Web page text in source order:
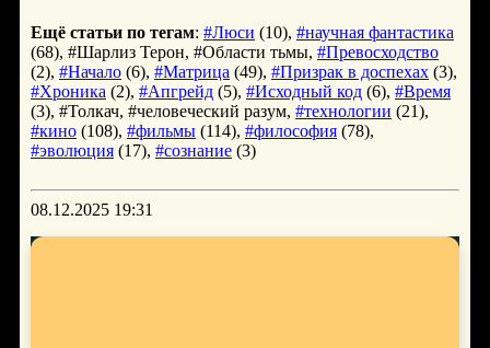
Ещё статьи по тегам: #Люси (10), #научная фантастика
(68), #Шарлиз Терон, #Области тьмы, #Превосходство
(2), #Начало (6), #Матрица (49), #Призрак в доспехах (3),
#Хроника (2), #Апгрейд (5), #Исходный код (6), #Время
(3), #Толкач, #человеческий разум, #технологии (21),
#кино (108), #фильмы (114), #философия (78),
#эволюция (17), #сознание (3)
08.12.2025 19:31